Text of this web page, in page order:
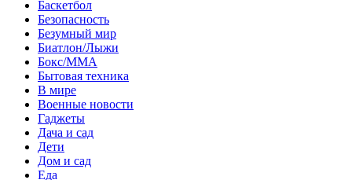
Баскетбол
Безопасность
Безумный мир
Биатлон/Лыжи
Бокс/MMA
Бытовая техника
В мире
Военные новости
Гаджеты
Дача и сад
Дети
Дом и сад
Еда